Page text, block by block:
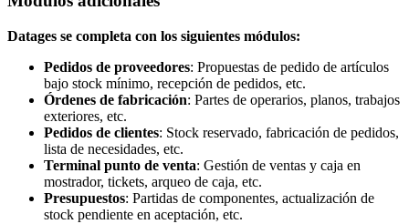
Datages se completa con los siguientes módulos:
Pedidos de proveedores: Propuestas de pedido de artículos
bajo stock mínimo, recepción de pedidos, etc.
Órdenes de fabricación: Partes de operarios, planos, trabajos
exteriores, etc.
Pedidos de clientes: Stock reservado, fabricación de pedidos,
lista de necesidades, etc.
Terminal punto de venta: Gestión de ventas y caja en
mostrador, tickets, arqueo de caja, etc.
Presupuestos: Partidas de componentes, actualización de
stock pendiente en aceptación, etc.